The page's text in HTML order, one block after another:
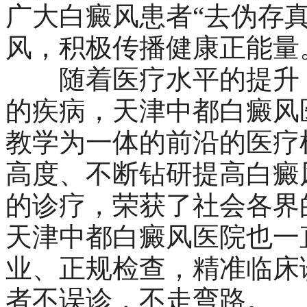
广大白癜风患者“去伪存
风，积极传播健康正能量
随着医疗水平的提升
的疾病，天津中都白癜
教学为一体的前沿的医
高度、不断钻研提高白
的诊疗，荣获了社会各
天津中都白癜风医院也
业、正规检查，精准临
者不误诊，不走弯路。